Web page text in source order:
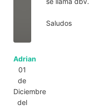
Adrian
01
de
Diciembre
del
Saludos